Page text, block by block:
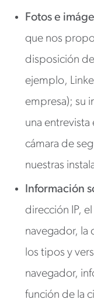
Fotos e
que nos
disposición
ejemplo,
empresa); su
una entrevista
cámara de
nuestras
Información
dirección IP,
navegador, la
los tipos y
navegador,
función de la